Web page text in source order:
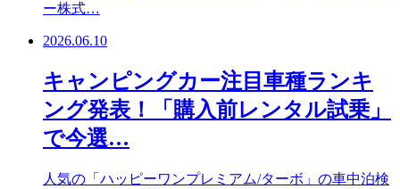
ー株式…
2026.06.10
キャンピングカー注目車種ランキ
ング発表！「購入前レンタル試乗」
で今選…
人気の「ハッピーワンプレミアム/ターボ」の車中泊検